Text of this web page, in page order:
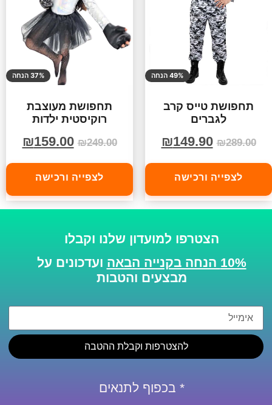
49% הנחה
תחפושת טייס קרב
לגברים
₪289.00
₪149.90
לצפייה ורכישה
37% הנחה
תחפושת מעוצבת
רוקיסטית ילדות
₪249.00
₪159.00
לצפייה ורכישה
הצטרפו למועדון שלנו וקבלו
10% הנחה בקנייה הבאה
ועדכונים על
מבצעים והטבות
להצטרפות וקבלת ההטבה
* בכפוף לתנאים